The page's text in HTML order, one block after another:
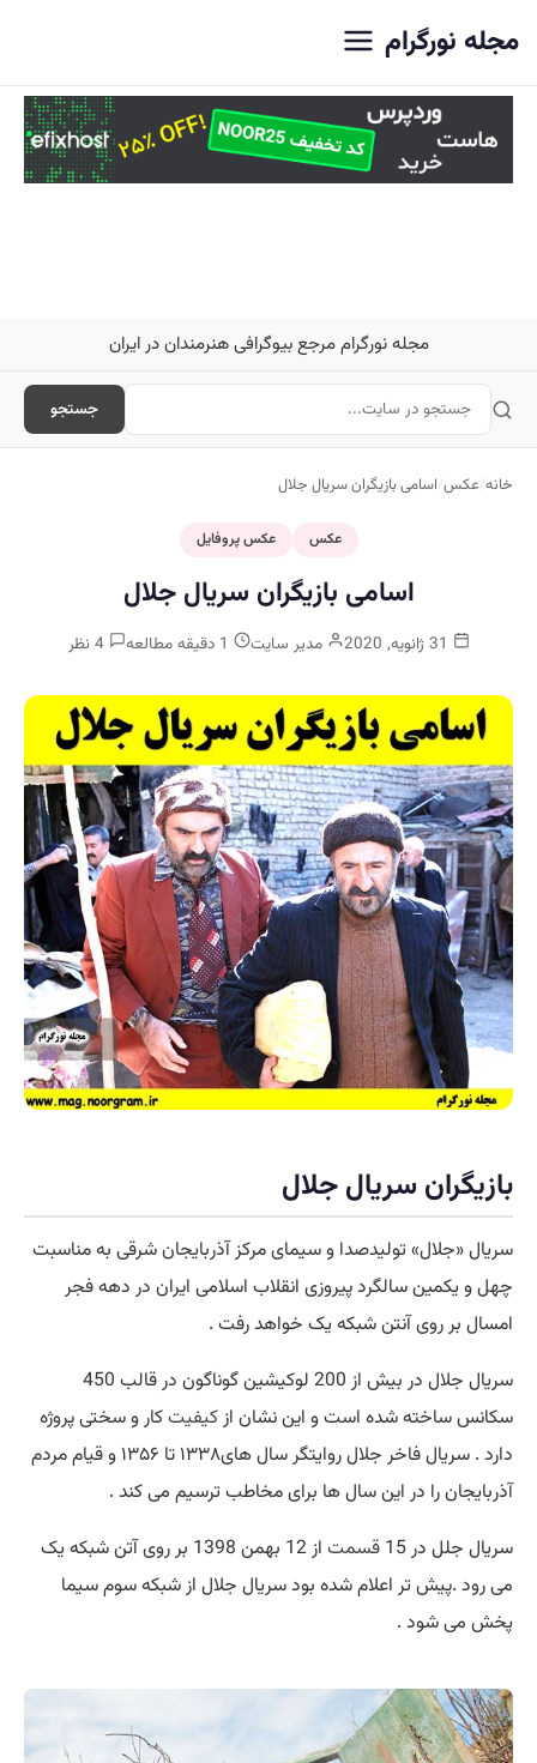
مجله نورگرام
مجله نورگرام مرجع بیوگرافی هنرمندان در ایران
جستجو
خانه/عکس/اسامی بازیگران سریال جلال
عکس عکس پروفایل
اسامی بازیگران سریال جلال
مدیر سایت 4 نظر
بازیگران سریال جلال
سریال «جلال» تولیدصدا و سیمای مرکز آذربایجان شرقی به مناسبت
چهل و یکمین سالگرد پیروزی انقلاب اسلامی ایران در دهه فجر
امسال بر روی آنتن شبکه یک خواهد رفت .
سریال جلال در بیش از 200 لوکیشین گوناگون در قالب 450
سکانس ساخته شده است و این نشان ازکیفیتکار و سختی پروژه
دارد . سریال فاخر جلال روایتگر سال های۱۳۳۸ تا ۱۳۵۶ و قیام مردم
آذربایجان را در این سال‌ ها برای مخاطب ترسیم می کند .
سریال جلل در 15
قسمت
از 12 بهمن 1398 بر روی آتن شبکه یک
می رود .پیش تر اعلام شده بود سریال جلال از شبکه سوم سیما
پخش می شود .